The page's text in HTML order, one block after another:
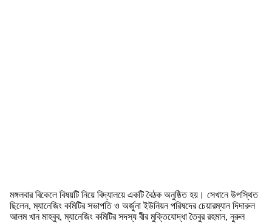
মঙ্গলবার বিকেলে বিষয়টি নিয়ে বিদ্যালয়ে একটি বৈঠক অনুষ্ঠিত হয়। সেখানে উপস্থিত
ছিলেন, ম্যানেজিং কমিটির সভাপতি ও অর্জুনা ইউনিয়ন পরিষদের চেয়ারম্যান দিদারুল
আলম খান মাহবুব, ম্যানেজিং কমিটির সদস্য বীর মুক্তিযোদ্ধা তৈবুর রহমান, নুরুল